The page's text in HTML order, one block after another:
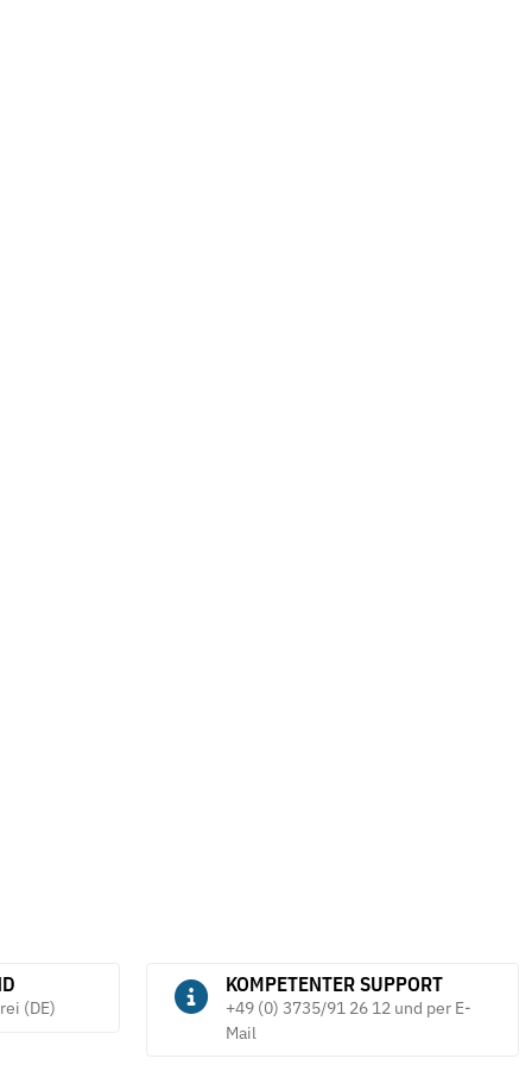
(DE)
KOMPETENTER SUPPORT
+49 (0) 3735/91 26 12 und per E-
Mail